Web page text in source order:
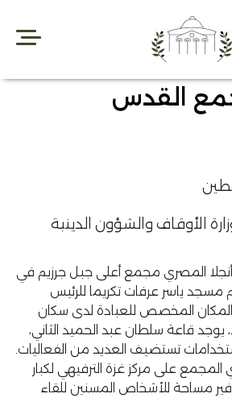
القدس
الأوقاف والشؤون الدينية
المصري مجمع أعلى جبل جرزيم في
ياسر عرفات تكريما للرئيس
المخصص للعبادة لدى سكان
قاعة سلطان عبد الحميد الثاني،
تستضيف العديد من الفعاليات.
على مركز غزة الترفيهي لكبار
للأشخاص المسنين للقاء